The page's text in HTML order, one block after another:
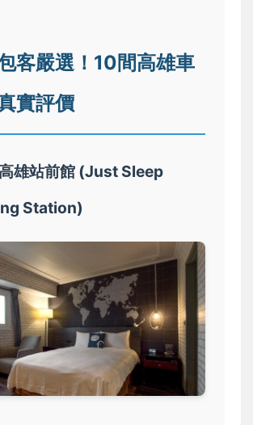
客嚴選！10間高雄車
實評價
雄站前館 (Just Sleep
Station)